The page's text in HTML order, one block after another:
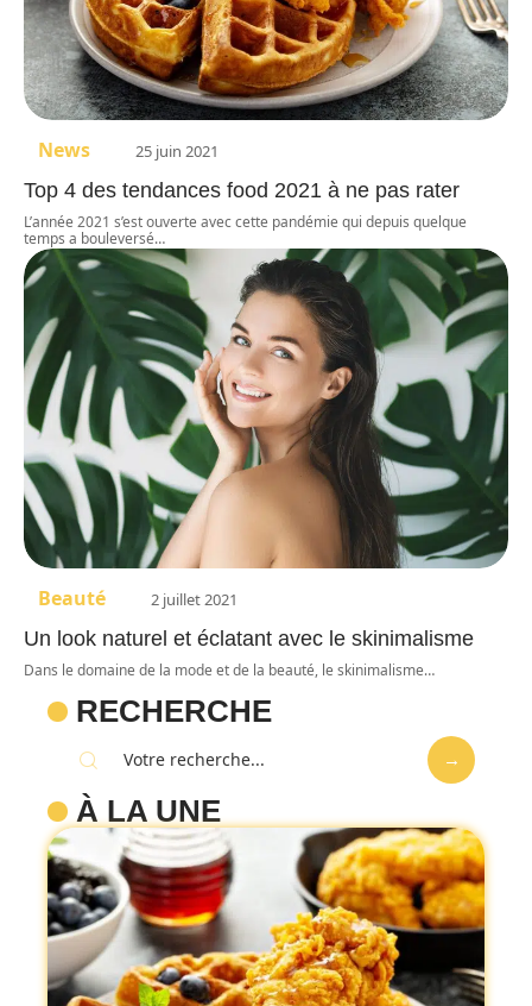
News 25 juin 2021
Top 4 des tendances food 2021 à ne pas rater
L’année 2021 s’est ouverte avec cette pandémie qui depuis quelque
temps a bouleversé…
Beauté 2 juillet 2021
Un look naturel et éclatant avec le skinimalisme
Dans le domaine de la mode et de la beauté, le skinimalisme…
RECHERCHE
À LA UNE